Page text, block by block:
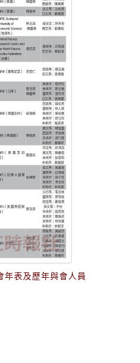
年表及歷年與會人員